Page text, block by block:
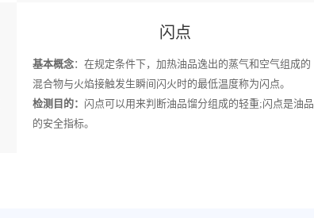
闪点
基本概念：在规定条件下，加热油品逸出的蒸气和空气组成的
混合物与火焰接触发生瞬间闪火时的最低温度称为闪点。
检测目的： 闪点可以用来判断油品馏分组成的轻重;闪点是油品
的安全指标。